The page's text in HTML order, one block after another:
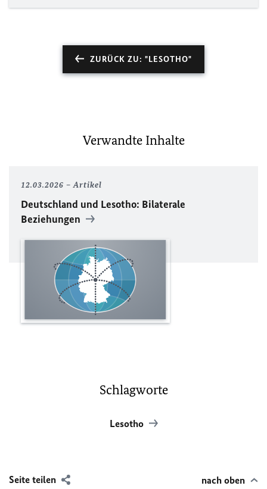
ZURÜCK ZU: "LESOTHO"
Verwandte Inhalte
12.03.2026 Artikel
Deutschland und Lesotho: Bilaterale
Beziehungen
Schlagworte
Lesotho
Seite teilen nach oben